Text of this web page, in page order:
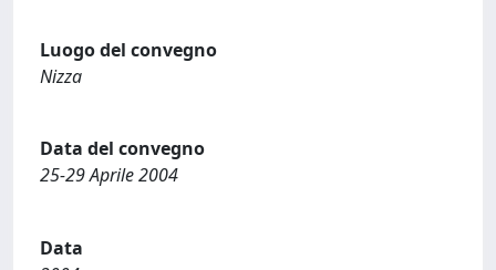
Luogo del convegno
Nizza
Data del convegno
25-29 Aprile 2004
Data